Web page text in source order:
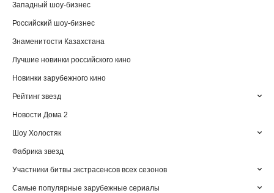
Западный шоу-бизнес
Российский шоу-бизнес
Знаменитости Казахстана
Лучшие новинки российского кино
Новинки зарубежного кино
Рейтинг звезд
Новости Дома 2
Шоу Холостяк
Фабрика звезд
Участники битвы экстрасенсов всех сезонов
Самые популярные зарубежные сериалы